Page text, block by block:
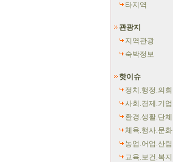
타지역
관광지
지역관광
숙박정보
핫이슈
정치.행정.의회
사회.경제.기업
환경.생활.단체
체육.행사.문화
농업.어업.산림
교육.보건.복지